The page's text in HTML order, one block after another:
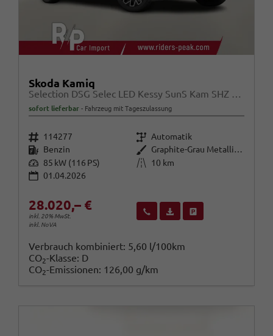
Skoda Kamiq
Selection DSG Selec LED Kessy SunS Kam SHZ Temp PDC
sofort lieferbar Fahrzeug mit Tageszulassung
Fahrzeugnr. 114277 Getriebe Automatik
Kraftstoff Benzin Außenfarbe
Graphite-Grau Metallic / Dach in
Leistung 85 kW (116 PS) Kilometerstand
10 km
01.04.2026
28.020,– €
inkl. 20% MwSt.
inkl. NoVA
Wir rufen Sie anFahrzeugexposé (PDF)
Verbrauch kombiniert: 5,60 l/100km
CO2-Klasse: D
CO2-Emissionen: 126,00 g/km